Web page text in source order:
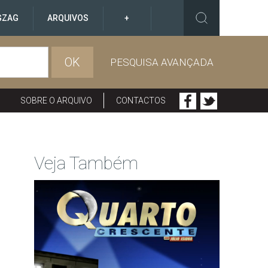
ARQUIVOS +
OK PESQUISA AVANÇADA
SOBRE O ARQUIVO CONTACTOS
Veja Também